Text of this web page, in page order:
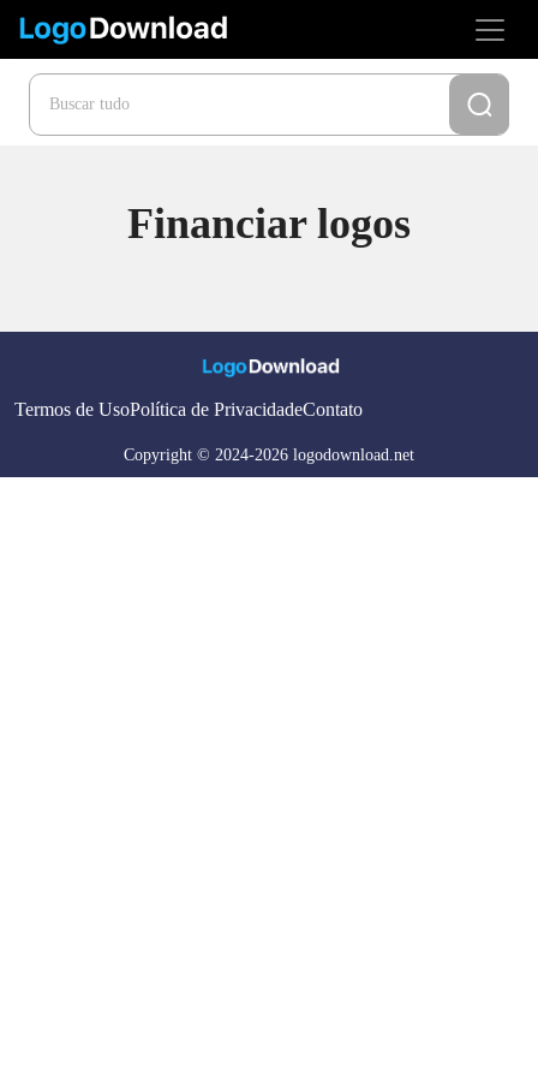
Financiar logos
Termos de UsoPolítica de PrivacidadeContato
Copyright © 2024-2026 logodownload.net